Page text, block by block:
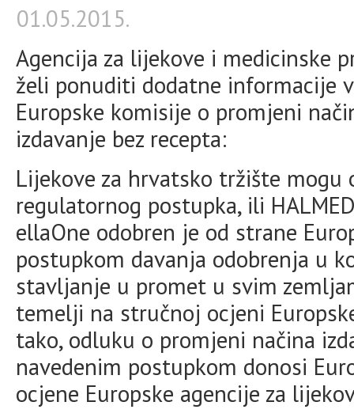
01.05.2015.
Agencija za lijekove i medicinske
želi ponuditi dodatne informacije
Europske komisije o promjeni
izdavanje bez recepta:
Lijekove za hrvatsko tržište
regulatornog postupka, ili
ellaOne odobren je od strane
postupkom davanja odobrenja u
stavljanje u promet u svim
temelji na stručnoj ocjeni
tako, odluku o promjeni načina
navedenim postupkom donosi
ocjene Europske agencije za